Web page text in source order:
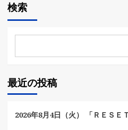
ペ
ー
り
検索
最近の投稿
2026年8月4日（火） 「ＲＥＳＥ